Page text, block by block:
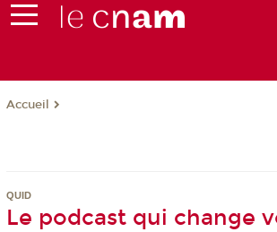
Accueil
QUID
Le podcast qui change